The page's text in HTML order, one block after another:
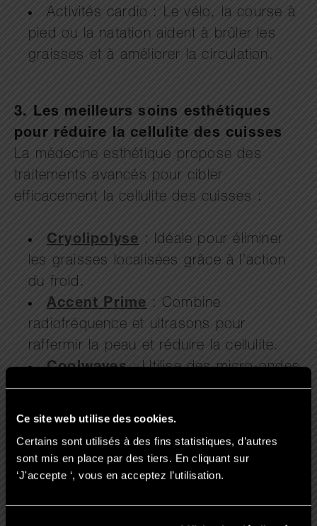
Ce site web utilise des cookies.
Certains sont utilisés à des fins statistiques, d’autres
sont mis en place par des tiers. En cliquant sur
‘J'accepte ‘, vous en acceptez l’utilisation.
Activités cardio : Le vélo, la course à
pied ou la natation aident à brûler les
graisses et à améliorer la circulation.
3. Les meilleurs soins esthétiques
pour réduire la cellulite des cuisses
La médecine esthétique propose des
traitements avancés pour cibler
efficacement la cellulite des cuisses :
Cryolipolyse: Idéale pour éliminer
les graisses localisées grâce à l’action
du froid.
Accent Prime: Combine
radiofréquence et ultrasons pour
raffermir la peau et réduire la cellulite.
Coolwaves: Utilise des micro-ondes
pour détruire les graisses profondes et
raffermir les tissus cutanés.
multipolaire et champs magnétiques pour
lisser la peau et réduire les capitons.